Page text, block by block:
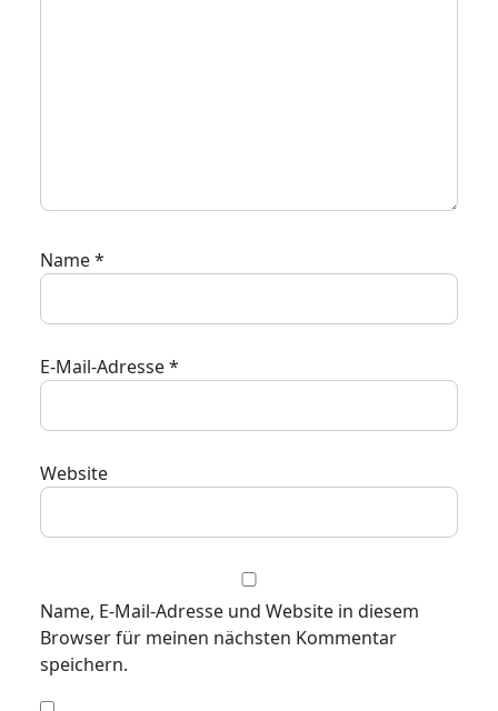
Name*
E-Mail-Adresse*
Website
Name, E-Mail-Adresse und Website in diesem
Browser für meinen nächsten Kommentar
speichern.